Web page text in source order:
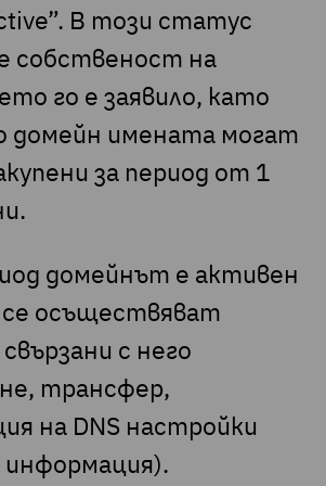
В този статус
собственост на
го е заявило, като
домейн имената могат
за период от 1
домейнът е активен
осъществяват
с него
трансфер,
на DNS настройки
информация).